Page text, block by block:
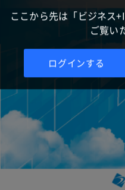
ここから先は「ビジネス
ご覧い
ログインする